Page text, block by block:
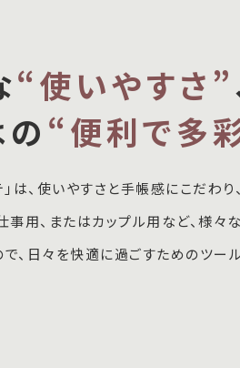
“使いやすさ”
“便利で多
は、使いやすさと手帳感にこだわ
事用、またはカップル用など、様々
、日々を快適に過ごすためのツー